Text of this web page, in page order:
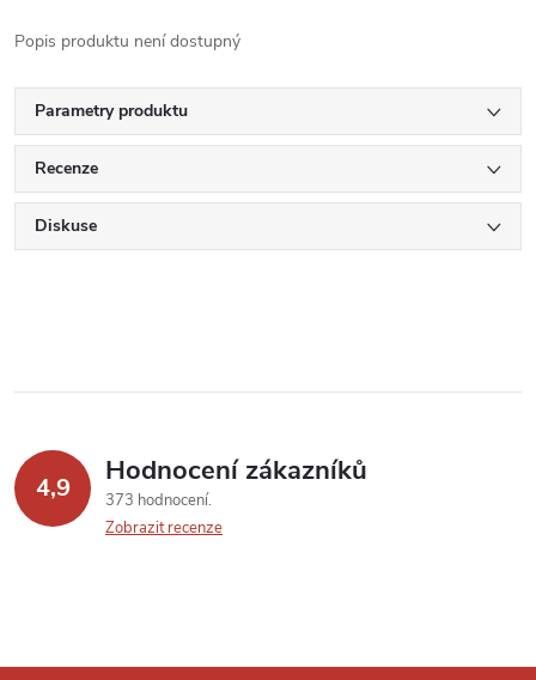
Popis produktu není dostupný
Parametry produktu
Recenze
Diskuse
4,9 Hodnocení zákazníků
373 hodnocení
Zobrazit recenze